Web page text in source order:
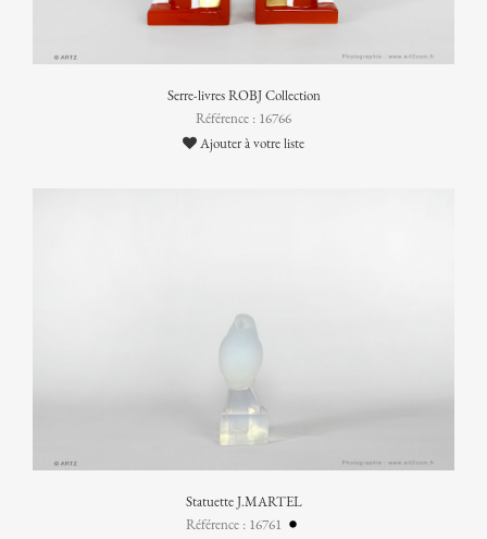
Serre-livres ROBJ Collection
Référence : 16766
Ajouter à votre liste
Statuette J.MARTEL
Référence : 16761